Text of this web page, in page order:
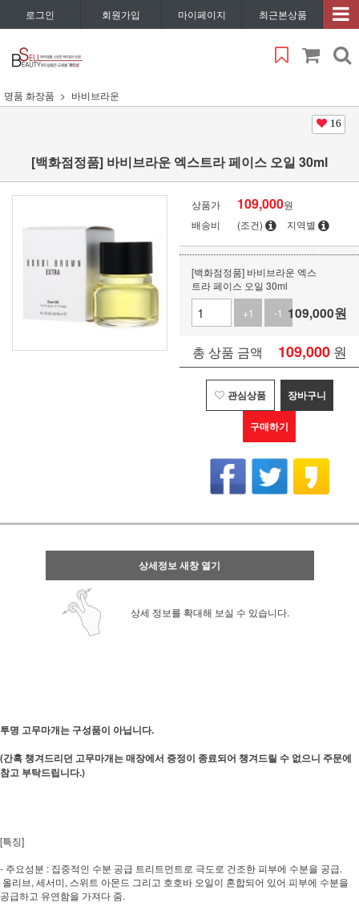
로그인 회원가입 마이페이지 최근본상품
명품 화장품 바비브라운
16
[백화점정품] 바비브라운 엑스트라 페이스 오일 30ml
상품가 109,000원
배송비
(조건) 지역별
[백화점정품] 바비브라운 엑스
트라 페이스 오일 30ml
+1
-1 109,000원
총 상품 금액 109,000 원
관심상품 장바구니
구매하기
상세정보 새창 열기
상세 정보를 확대해 보실 수 있습니다.
투명 고무마개는 구성품이 아닙니다.
(간혹 챙겨드리던 고무마개는 매장에서 증정이 종료되어 챙겨드릴 수 없으니 주문에
참고 부탁드립니다.)
[특징]
- 주요성분 : 집중적인 수분 공급 트리트먼트로 극도로 건조한 피부에 수분을 공급.
올리브, 세서미, 스위트 아몬드 그리고 호호바 오일이 혼합되어 있어 피부에 수분을
공급하고 유연함을 가져다 줌.